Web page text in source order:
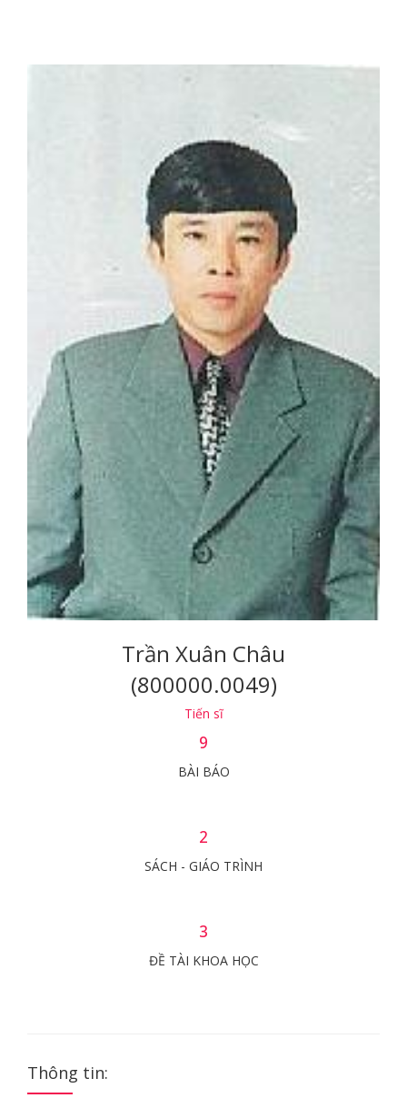
Trần Xuân Châu
(800000.0049)
Tiến sĩ
9
BÀI BÁO
2
SÁCH - GIÁO TRÌNH
3
ĐỀ TÀI KHOA HỌC
Thông tin: